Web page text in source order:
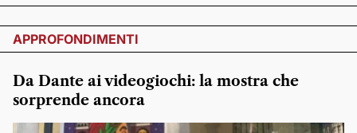
APPROFONDIMENTI
Da Dante ai videogiochi: la mostra che
sorprende ancora